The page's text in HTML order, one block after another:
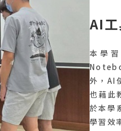
AI工
本學
外，AI
也藉此
於本學
學習效